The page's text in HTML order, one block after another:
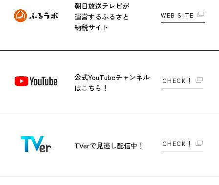
朝日放送テレビが
運営するふるさと
納税サイト
WEB SITE
公式YouTubeチャンネル
はこちら！
CHECK！
TVerで見逃し配信中！ CHECK！